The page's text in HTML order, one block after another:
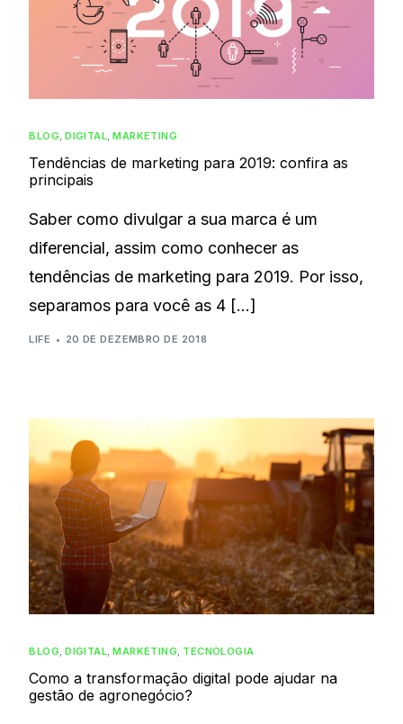
BLOG ,DIGITAL ,MARKETING
Tendências de marketing para 2019: confira as
principais
Saber como divulgar a sua marca é um
diferencial, assim como conhecer as
tendências de marketing para 2019. Por isso,
separamos para você as 4 […]
LIFE 20 DE DEZEMBRO DE 2018
BLOG,DIGITAL,MARKETING, TECNOLOGIA
Como a transformação digital pode ajudar na
gestão de agronegócio?